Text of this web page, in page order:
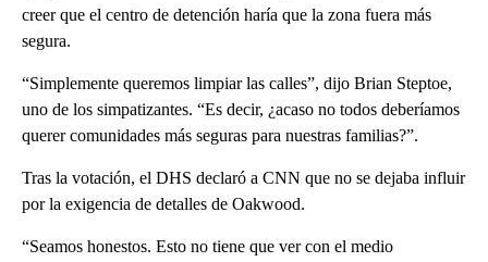
creer que el centro de detención haría que la zona fuera más
segura.
“Simplemente queremos limpiar las calles”, dijo Brian Steptoe,
uno de los simpatizantes. “Es decir, ¿acaso no todos deberíamos
querer comunidades más seguras para nuestras familias?”.
Tras la votación, el DHS declaró a CNN que no se dejaba influir
por la exigencia de detalles de Oakwood.
“Seamos honestos. Esto no tiene que ver con el medio